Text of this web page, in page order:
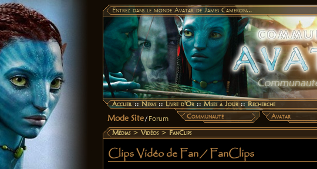
Entrez dans le monde Avatar de James Cameron...
Accueil::News::Livre d'Or::Mises à Jour::Recherche
Mode Site/ Forum Communauté Avatar
Médias >Vidéos >FanClips
Clips Vidéo de Fan / FanClips